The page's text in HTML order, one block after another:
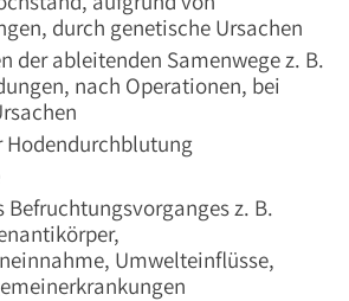
durch genetische Ursachen
der ableitenden Samenwege z. B.
nach Operationen, bei
Hodendurchblutung
Befruchtungsvorganges z. B.
Umwelteinflüsse,